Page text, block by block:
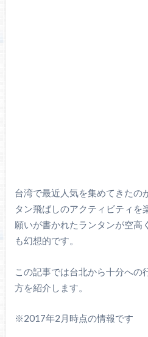
台湾で最近人気を集めてきたの
タン飛ばしのアクティビティを
願いが書かれたランタンが空高
も幻想的です。
この記事では台北から十分への
方を紹介します。
※2017年2月時点の情報です